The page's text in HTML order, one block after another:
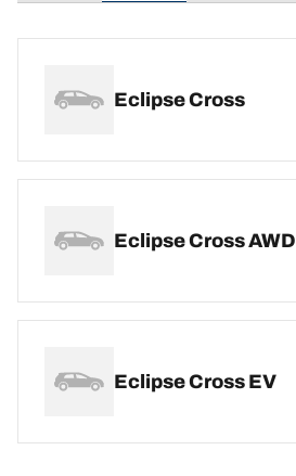
Eclipse Cross
Eclipse Cross AWD
Eclipse Cross EV